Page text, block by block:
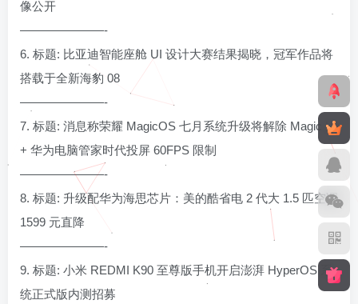
像公开
———————-
6. 标题: 比亚迪智能座舱 UI 设计大赛结果揭晓，冠军作品将
搭载于全新海豹 08
———————-
7. 标题: 消息称荣耀 MagicOS 七月系统升级将解除 Magic UI
+ 华为电脑管家时代投屏 60FPS 限制
———————-
8. 标题: 升级配华为海思芯片：美的酷省电 2 代大 1.5 匹空调
1599 元直降
———————-
9. 标题: 小米 REDMI K90 至尊版手机开启澎湃 HyperOS 系
统正式版内测招募